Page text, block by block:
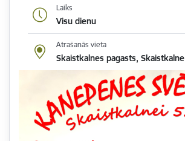
Laiks
Visu dienu
Atrašanās vieta
Skaistkalnes pagasts, Skaistkalne